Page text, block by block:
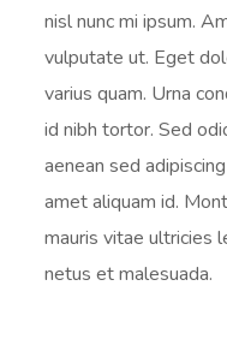
nisl nunc mi ipsum.
vulputate ut. Eget
varius quam. Urna
id nibh tortor. Sed
aenean sed
amet aliquam id.
mauris vitae ultricies
netus et malesuada.